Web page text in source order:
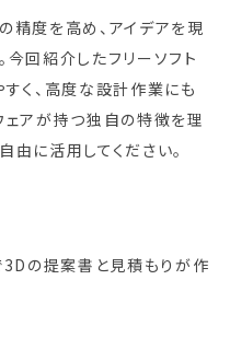
精度を高め、アイデアを現
回紹介したフリーソフト
く、高度な設計作業にも
ェアが持つ独自の特徴を理
に活用してください。
3Dの提案書と見積もりが作